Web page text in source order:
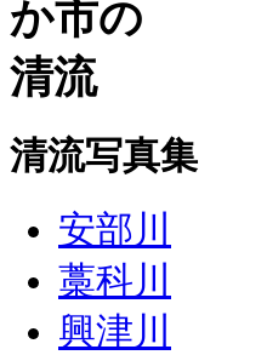
清流写真集
安部川
藁科川
興津川